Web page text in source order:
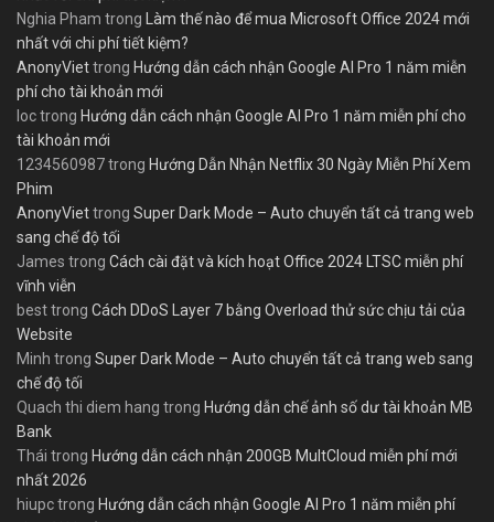
Nghia Pham trong Làm thế nào để mua Microsoft Office 2024 mới
nhất với chi phí tiết kiệm?
AnonyViettrong Hướng dẫn cách nhận Google AI Pro 1 năm miễn
phí cho tài khoản mới
loctrong Hướng dẫn cách nhận Google AI Pro 1 năm miễn phí cho
tài khoản mới
1234560987trong Hướng Dẫn Nhận Netflix 30 Ngày Miễn Phí Xem
Phim
AnonyViettrong Super Dark Mode – Auto chuyển tất cả trang web
sang chế độ tối
James trong Cách cài đặt và kích hoạt Office 2024 LTSC miễn phí
vĩnh viễn
besttrong Cách DDoS Layer 7 bằng Overload thử sức chịu tải của
Website
Minh trong Super Dark Mode – Auto chuyển tất cả trang web sang
chế độ tối
Quach thi diem hang trong Hướng dẫn chế ảnh số dư tài khoản MB
Bank
Thái trong Hướng dẫn cách nhận 200GB MultCloud miễn phí mới
nhất 2026
hiupctrong Hướng dẫn cách nhận Google AI Pro 1 năm miễn phí